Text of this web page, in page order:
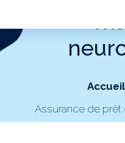
Accueil
Assurance de prêt